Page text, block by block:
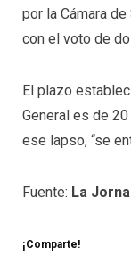
por la Cámara
con el voto de
El plazo
General es de
ese lapso, “se
Fuente: La
¡Comparte!